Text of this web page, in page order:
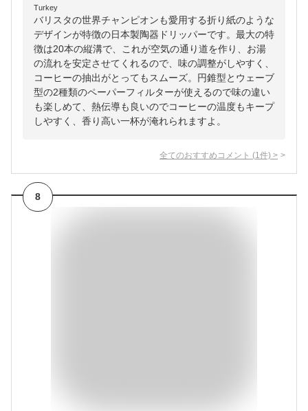
Turkey
バリスタの世界チャンピオンも愛用する折り紙のような
デザインが特徴の日本製陶器ドリッパーです。最大の特
徴は20本の縦溝で、これが空気の通り道を作り、お湯
の流れを安定させてくれるので、味の調整がしやすく、
コーヒーの抽出がとってもスムーズ。円錐型とウェーブ
型の2種類のペーパーフィルターが使えるので味の違い
も楽しめて、熱伝導も良いのでコーヒーの温度もキープ
しやすく、香り高い一杯が淹れられますよ。
全てのおすすめコメント (1 件) >
8